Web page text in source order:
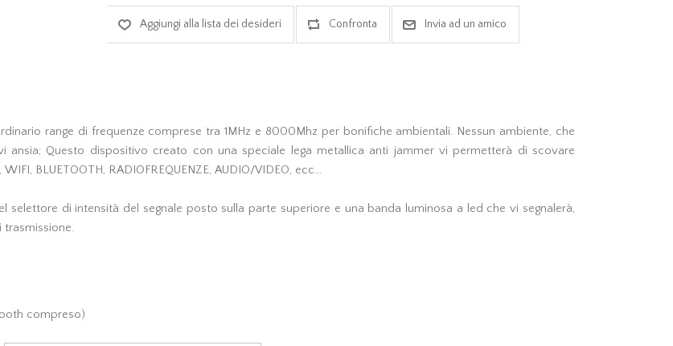
range di frequenze comprese tra 1MHz e 8000Mhz per bonifiche ambientali. Nessun ambiente, che
Questo dispositivo creato con una speciale lega metallica anti jammer vi permetterà di scovare
BLUETOOTH, RADIOFREQUENZE, AUDIO/VIDEO, ecc...
selettore di intensità del segnale posto sulla parte superiore e una banda luminosa a led che vi segnalerà,
trasmissione.
compreso)